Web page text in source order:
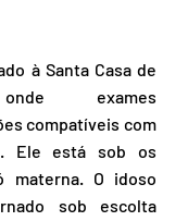
à Santa Casa de
exames
compatíveis com
Ele está sob os
materna. O idoso
sob escolta